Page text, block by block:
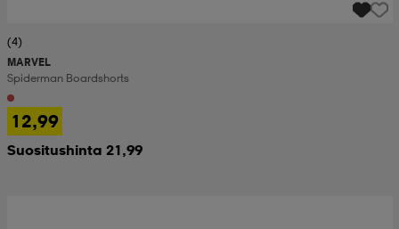
(4)
MARVEL
Spiderman Boardshorts
12,99
Suositushinta 21,99